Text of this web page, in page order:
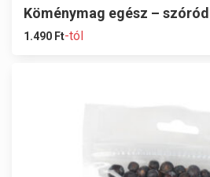
Köménymag egész –
1.490 Ft-tól